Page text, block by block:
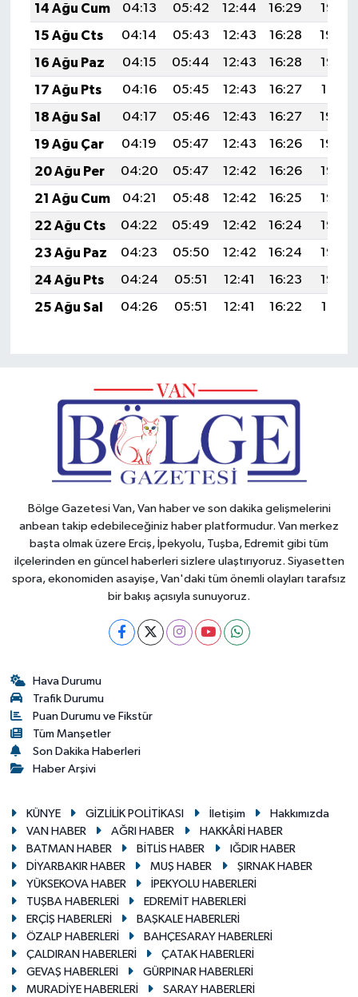
14 Ağu Cum
04:13 05:42 12:44 16:29
19:35
15 Ağu Cts
04:14 05:43 12:43 16:28
19:34
16 Ağu Paz
04:15 05:44 12:43 16:28
19:32
17 Ağu Pts
04:16 05:45 12:43 16:27
19:31
18 Ağu Sal
04:17 05:46 12:43 16:27
19:30
19 Ağu Çar
04:19 05:47 12:43 16:26
19:29
20 Ağu Per
04:20 05:47 12:42 16:26
19:27
21 Ağu Cum
04:21 05:48 12:42 16:25
19:26
22 Ağu Cts
04:22 05:49 12:42 16:24
19:25
23 Ağu Paz
04:23 05:50 12:42 16:24
19:23
24 Ağu Pts
04:24 05:51 12:41 16:23
19:22
25 Ağu Sal
04:26 05:51 12:41 16:22 19:21
Bölge Gazetesi Van, Van haber ve son dakika gelişmelerini
anbean takip edebileceğiniz haber platformudur. Van merkez
başta olmak üzere Erciş, İpekyolu, Tuşba, Edremit gibi tüm
ilçelerinden en güncel haberleri sizlere ulaştırıyoruz. Siyasetten
spora, ekonomiden asayişe, Van'daki tüm önemli olayları tarafsız
bir bakış açısıyla sunuyoruz.
Hava Durumu
Trafik Durumu
Puan Durumu ve Fikstür
Tüm Manşetler
Son Dakika Haberleri
Haber Arşivi
KÜNYE GİZLİLİK POLİTİKASI İletişim
Hakkımızda
VAN HABER
AĞRI HABER
HAKKÂRİ HABER
BATMAN HABER
BİTLİS HABER
IĞDIR HABER
DİYARBAKIR HABER
MUŞ HABER
ŞIRNAK HABER
YÜKSEKOVA HABER
İPEKYOLU HABERLERİ
TUŞBA HABERLERİ
EDREMİT HABERLERİ
ERÇİŞ HABERLERİ
BAŞKALE HABERLERİ
ÖZALP HABERLERİ
BAHÇESARAY HABERLERİ
ÇALDIRAN HABERLERİ
ÇATAK HABERLERİ
GEVAŞ HABERLERİ
GÜRPINAR HABERLERİ
MURADİYE HABERLERİ
SARAY HABERLERİ